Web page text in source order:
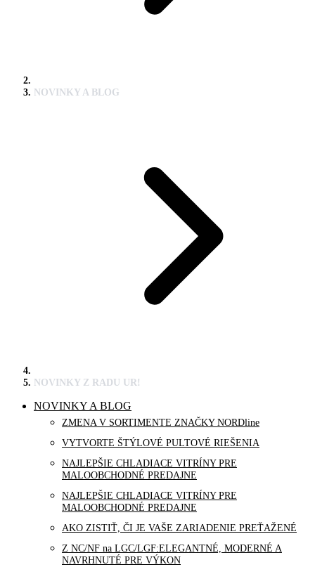
NOVINKY A BLOG
NOVINKY Z RADU UR!
NOVINKY A BLOG
ZMENA V SORTIMENTE ZNAČKY NORDline
VYTVORTE ŠTÝLOVÉ PULTOVÉ RIEŠENIA
NAJLEPŠIE CHLADIACE VITRÍNY PRE
MALOOBCHODNÉ PREDAJNE
NAJLEPŠIE CHLADIACE VITRÍNY PRE
MALOOBCHODNÉ PREDAJNE
AKO ZISTIŤ, ČI JE VAŠE ZARIADENIE PREŤAŽENÉ
Z NC/NF na LGC/LGF:ELEGANTNÉ, MODERNÉ A
NAVRHNUTÉ PRE VÝKON